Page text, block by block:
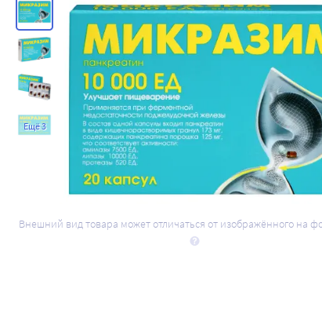
Ещё 3
Внешний вид товара может отличаться от изображённого на